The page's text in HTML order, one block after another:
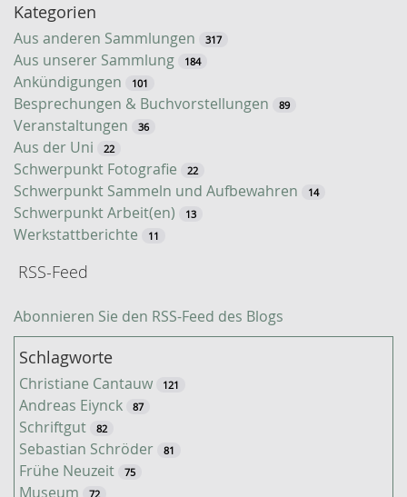
S
u
c
h
e
Kategorien
Aus anderen Sammlungen 317
Aus unserer Sammlung 184
Ankündigungen 101
Besprechungen & Buchvorstellungen 89
Veranstaltungen 36
Aus der Uni 22
Schwerpunkt Fotografie 22
Schwerpunkt Sammeln und Aufbewahren 14
Schwerpunkt Arbeit(en) 13
Werkstattberichte 11
RSS-Feed
Abonnieren Sie den RSS-Feed des Blogs
Schlagworte
Christiane Cantauw 121
Andreas Eiynck 87
Schriftgut 82
Sebastian Schröder 81
Frühe Neuzeit 75
Museum 72